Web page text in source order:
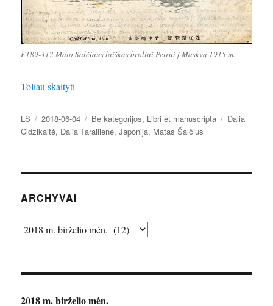
F189-312 Mato Šalčiaus laiškas broliui Petrui į Maskvą 1915 m.
Toliau skaityti
Autorius
LS Paskelbta
2018-06-04 Kategorijos
Be kategorijos, Libri et manuscripta Žymos
Dalia
Cidzikaitė, Dalia Tarailienė,Japonija, Matas Šalčius
ARCHYVAI
Archyvai
2018 m. birželio mėn.